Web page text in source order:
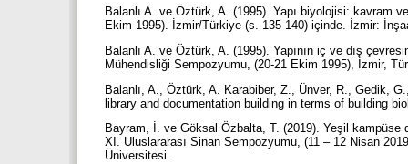
Balanlı A. ve Öztürk, A. (1995). Yapı biyolojisi: kavram
Ekim 1995). İzmir/Türkiye (s. 135-140) içinde. İzmir:
Balanlı A. ve Öztürk, A. (1995). Yapının iç ve dış
Mühendisliği Sempozyumu, (20-21 Ekim 1995), İzmir,
Balanlı, A., Öztürk, A. Karabiber, Z., Ünver, R., Gedik,
library and documentation building in terms of building
Bayram, İ. ve Göksal Özbalta, T. (2019). Yeşil
XI. Uluslararası Sinan Sempozyumu, (11 – 12 Nisan
Üniversitesi.